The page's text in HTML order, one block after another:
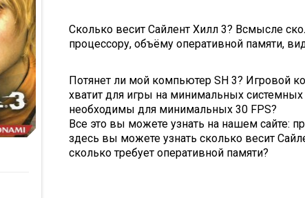
Сколько весит Сайлент Хилл 3? Всмысле
процессору, объёму оперативной памяти,
Потянет ли мой компьютер SH 3? Игровой
хватит для игры на минимальных
необходимы для минимальных 30 FPS?
Все это вы можете узнать на нашем сайте:
здесь вы можете узнать сколько весит
сколько требует оперативной памяти?